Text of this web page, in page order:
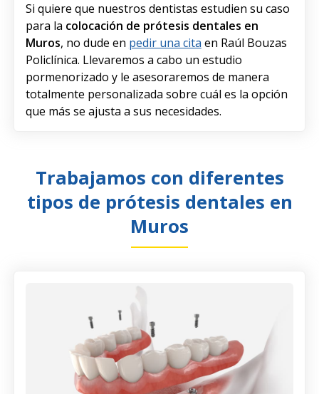
Si quiere que nuestros dentistas estudien su caso
para la colocación de prótesis dentales en
Muros, no dude en pedir una cita en Raúl Bouzas
Policlínica. Llevaremos a cabo un estudio
pormenorizado y le asesoraremos de manera
totalmente personalizada sobre cuál es la opción
que más se ajusta a sus necesidades.
Trabajamos con diferentes
tipos de prótesis dentales en
Muros